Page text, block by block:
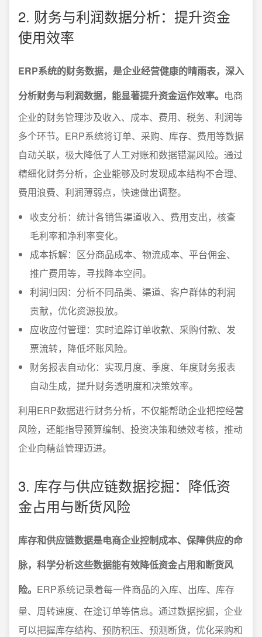
2. 财务与利润数据分析：提升资金
使用效率
ERP系统的财务数据，是企业经营健康的晴雨表，深入
分析财务与利润数据，能显著提升资金运作效率。 电商
企业的财务管理涉及收入、成本、费用、税务、利润等
多个环节。ERP系统将订单、采购、库存、费用等数据
自动关联，极大降低了人工对账和数据错漏风险。通过
精细化财务分析，企业能够及时发现成本结构不合理、
费用浪费、利润薄弱点，快速做出调整。
收支分析：统计各销售渠道收入、费用支出，核查
毛利率和净利率变化。
成本拆解：区分商品成本、物流成本、平台佣金、
推广费用等，寻找降本空间。
利润归因：分析不同品类、渠道、客户群体的利润
贡献，优化资源投放。
应收应付管理：实时追踪订单收款、采购付款、发
票流转，降低坏账风险。
财务报表自动化：实现月度、季度、年度财务报表
自动生成，提升财务透明度和决策效率。
利用ERP数据进行财务分析，不仅能帮助企业把控经营
风险，还能指导预算编制、投资决策和绩效考核，推动
企业向精益管理迈进。
3. 库存与供应链数据挖掘：降低资
金占用与断货风险
库存和供应链数据是电商企业控制成本、保障供应的命
脉，科学分析这些数据能有效降低资金占用和断货风
险。 ERP系统记录着每一件商品的入库、出库、库存
量、周转速度、在途订单等信息。通过数据挖掘，企业
可以把握库存结构、预防积压、预测断货，优化采购和